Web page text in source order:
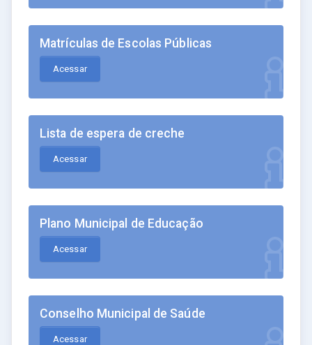
Matrículas de Escolas Públicas
Acessar
Lista de espera de creche
Acessar
Plano Municipal de Educação
Acessar
Conselho Municipal de Saúde
Acessar